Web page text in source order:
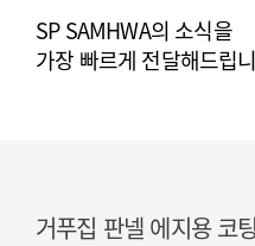
SP SAMHWA의 소식을
가장 빠르게 전달해드립
거푸집 판넬 에지용 코